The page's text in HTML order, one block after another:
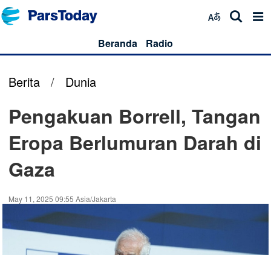
Beranda Radio
Berita / Dunia
Pengakuan Borrell, Tangan
Eropa Berlumuran Darah di
Gaza
May 11, 2025 09:55 Asia/Jakarta